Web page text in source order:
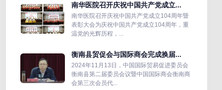
南华医院召开庆祝中国共产党成立...
南华医院召开庆祝中国共产党成立104周年暨
表彰大会为庆祝中国共产党成立104周年，重
温党的光辉历程，...
衡南县贸促会与国际商会完成换届...
2024年11月13日，中国国际贸易促进委员会
衡南县第二届委员会议暨中国国际商会衡南商
会第三次会员代...